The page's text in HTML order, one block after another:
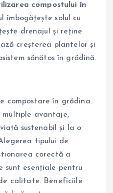
compostului în
îmbogățește solul cu
drenajul și reține
creșterea plantelor și
sănătos în grădină.
compostare în grădina
multiple avantaje,
sustenabil și la o
tipului de
corectă a
sunt esențiale pentru
calitate. Beneficiile